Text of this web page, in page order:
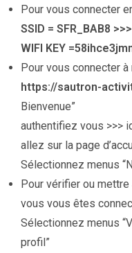
Pour vous connecter
SSID = SFR_BAB8 >>>
WIFI KEY
Pour vous connecter
https://sautron-
Bienvenue”
authentifiez vous >>>
allez sur la page
Sélectionnez menus
Pour vérifier ou
vous vous êtes
Sélectionnez menus
profil”